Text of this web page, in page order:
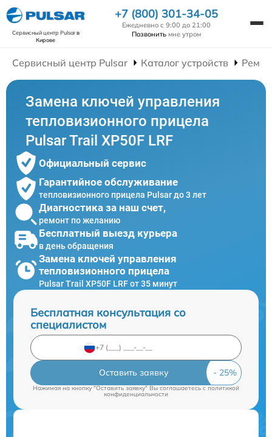
Сервисный центр Pulsarв
Кирове
+7 (800) 301-34-05
Ежедневно с 9:00 до 21:00
Позвонить мне утром
Сервисный центр Pulsar Каталог устройств
Замена ключей управления
тепловизионного прицела
Pulsar Trail XP50F LRF
Официальный сервис
Гарантийное обслуживание
тепловизионного прицела Pulsar до 3 лет
Диагностика за наш счет,
ремонт по желанию
Бесплатный выезд курьера
в день обращения
Замена ключей управления
тепловизионного прицела
Pulsar Trail XP50F LRF от 35 минут
Бесплатная консультация со
специалистом
Оставить заявку
Нажимая на кнопку "Оставить заявку" Вы соглашаетесь cполитикой
конфиденциальности